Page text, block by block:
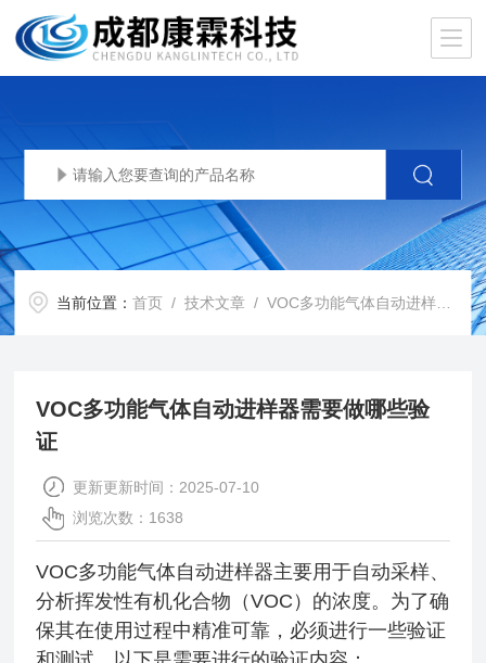
当前位置：首页 /技术文章 / VOC多功能气体自动进样器需要做哪些验证
VOC多功能气体自动进样器需要做哪些验
证
更新更新时间：2025-07-10
浏览次数：1638
VOC多功能气体自动进样器主要用于自动采样、
分析挥发性有机化合物（VOC）的浓度。为了确
保其在使用过程中精准可靠，必须进行一些验证